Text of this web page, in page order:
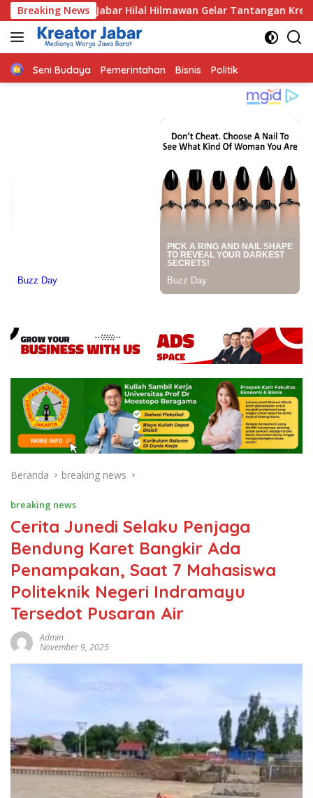
Langsung
ke
konten
Breaking News
Hilal Hilmawan Gelar Tantangan Kreatif Eceng Gondok
Home
Seni Budaya Pemerintahan Bisnis Politik
Beranda breaking news
breaking news
Cerita Junedi Selaku Penjaga
Bendung Karet Bangkir Ada
Penampakan, Saat 7 Mahasiswa
Politeknik Negeri Indramayu
Tersedot Pusaran Air
Admin
November 9, 2025